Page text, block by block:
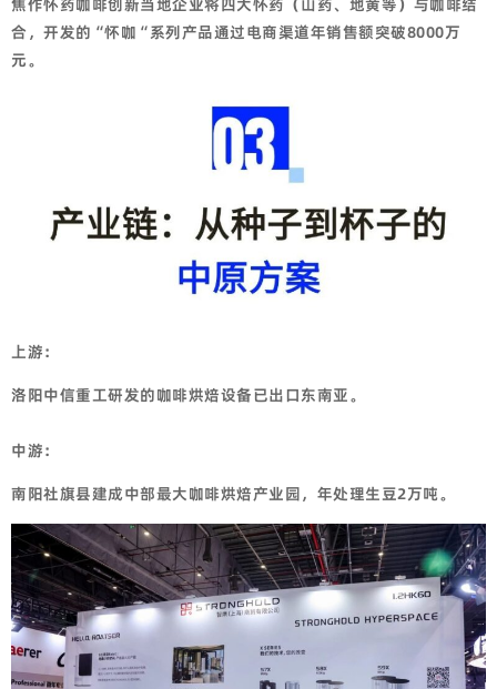
焦作怀药咖啡创新当地企业将四大怀药（山药、地黄等）与咖啡结
合，开发的 “怀咖 “系列产品通过电商渠道年销售额突破8000万
元。
上游：
洛阳中信重工研发的咖啡烘焙设备已出口东南亚。
中游：
南阳社旗县建成中部最大咖啡烘焙产业园，年处理生豆2万吨。